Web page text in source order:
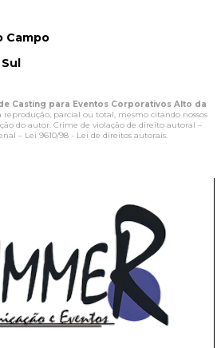
Campo
Sul
Casting para Eventos Corporativos Alto da
reprodução, parcial ou total, mesmo citando nossos
do autor. Crime de violação de direito autoral –
– Lei 9610/98 - Lei de direitos autorais.